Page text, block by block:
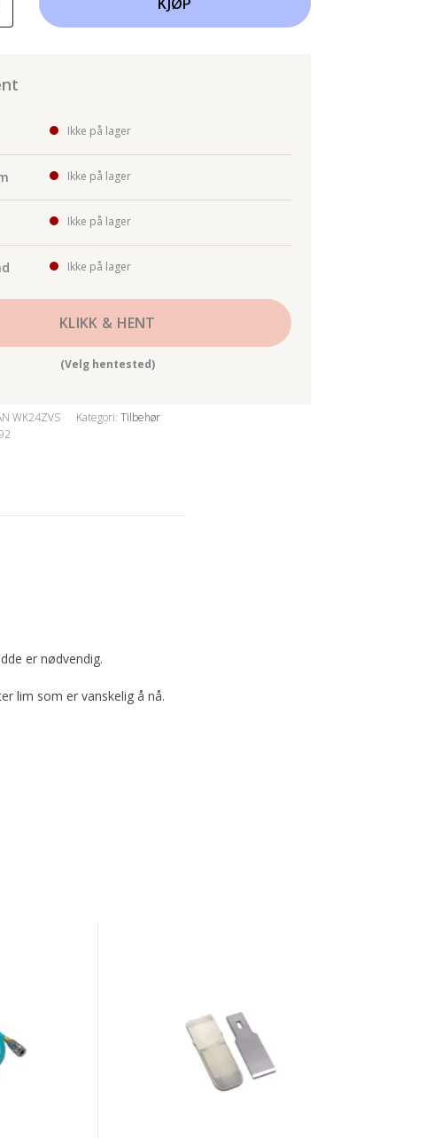
Ikke på lager
Ikke på lager
Ikke på lager
Ikke på lager
KLIKK & HENT
(Velg hentested)
WK24ZVS Kategori: Tilbehør
er nødvendig.
lim som er vanskelig å nå.